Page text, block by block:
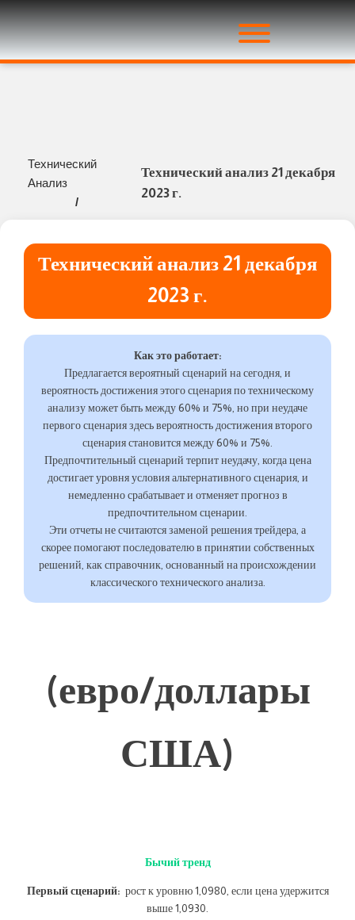
Технический
Анализ
/
Технический анализ 21 декабря
2023 г.
Технический анализ 21 декабря
2023 г.
Как это работает:
Предлагается вероятный сценарий на сегодня, и
вероятность достижения этого сценария по техническому
анализу может быть между 60% и 75%, но при неудаче
первого сценария здесь вероятность достижения второго
сценария становится между 60% и 75%.
Предпочтительный сценарий терпит неудачу, когда цена
достигает уровня условия альтернативного сценария, и
немедленно срабатывает и отменяет прогноз в
предпочтительном сценарии.
Эти отчеты не считаются заменой решения трейдера, а
скорее помогают последователю в принятии собственных
решений, как справочник, основанный на происхождении
классического технического анализа.
(евро/доллары
США)
Бычий тренд
Первый сценарий: рост к уровню 1,0980, если цена удержится
выше 1,0930.